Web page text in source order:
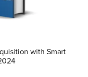
with Smart